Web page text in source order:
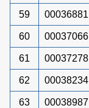
59 00036881
60 00037066
61 00037278
62 00038234
63 00038987